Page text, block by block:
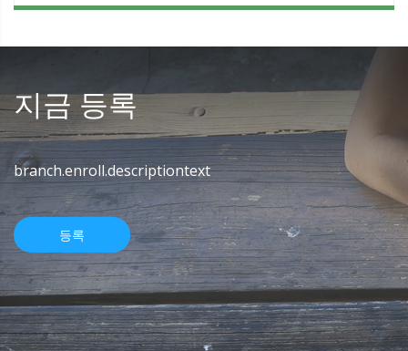
지금 등록
branch.enroll.descriptiontext
등록